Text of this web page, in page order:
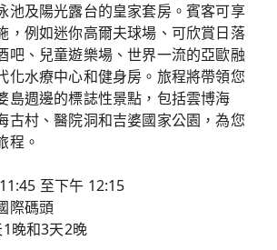
池及陽光露台的皇家套房。賓客可享
，例如迷你高爾夫球場、可欣賞日落
吧、兒童遊樂場、世界一流的亞歐融
化水療中心和健身房。旅程將帶領您
島週邊的標誌性景點，包括雲博海
古村、醫院洞和吉婆國家公園，為您
程。
至下午 12:15
際碼頭
晚和3天2晚